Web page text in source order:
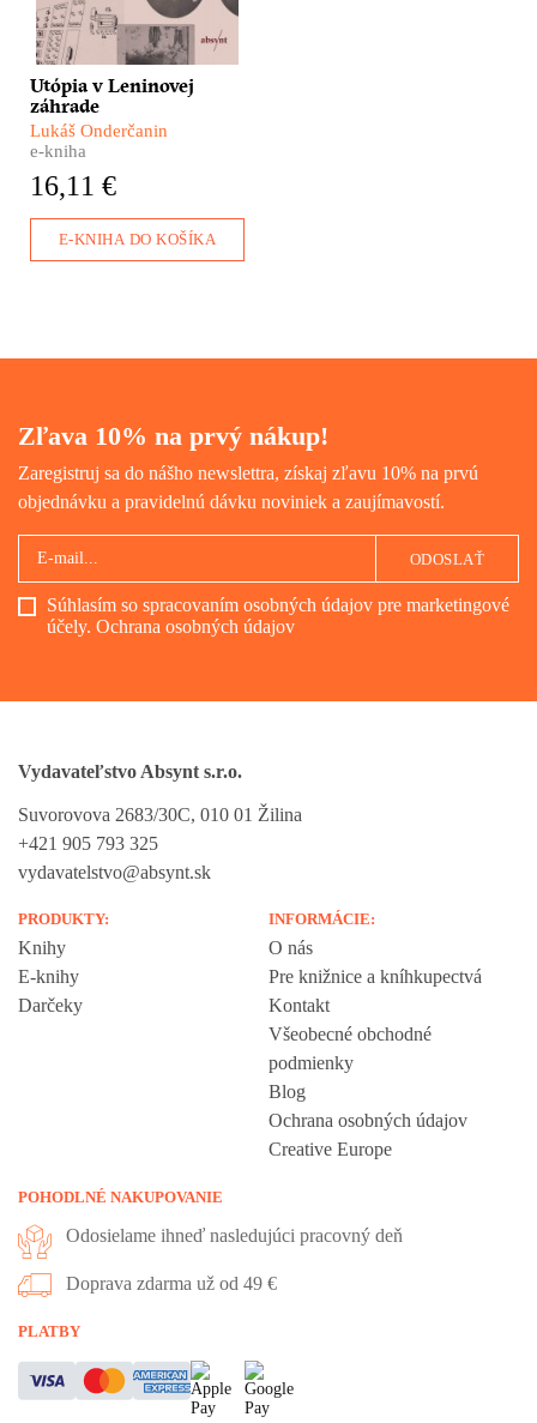
románe ponúka príbeh
družstva Interhelpo, ktoré
vzniklo v ďalekom
Kirgizsku, aby pomohlo
pri budovaní Sovietskeho
zväzu.
Utópia v Leninovej
záhrade
Lukáš Onderčanin
e-kniha
16,11 €
E-KNIHA DO KOŠÍKA
Zľava 10% na prvý nákup!
Zaregistruj sa do nášho newslettra, získaj zľavu 10% na prvú
objednávku a pravidelnú dávku noviniek a zaujímavostí.
Súhlasím so spracovaním osobných údajov pre marketingové
účely. Ochrana osobných údajov
ODOSLAŤ
Vydavateľstvo Absynt s.r.o.
Suvorovova 2683/30C, 010 01 Žilina
+421 905 793 325
vydavatelstvo@absynt.sk
PRODUKTY:
Knihy
E-knihy
Darčeky
INFORMÁCIE:
O nás
Pre knižnice a kníhkupectvá
Kontakt
Všeobecné obchodné
podmienky
Blog
Ochrana osobných údajov
Creative Europe
POHODLNÉ NAKUPOVANIE
Odosielame ihneď nasledujúci pracovný deň
Doprava zdarma už od 49 €
PLATBY